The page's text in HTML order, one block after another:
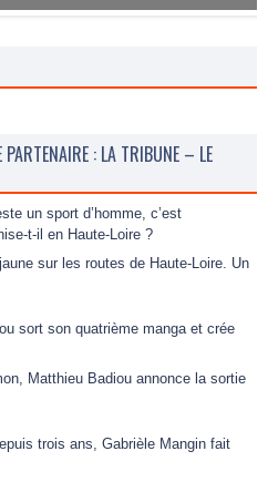
PARTENAIRE : LA TRIBUNE – LE
un sport d’homme, c’est
t-il en Haute-Loire ?
sur les routes de Haute-Loire. Un
sort son quatrième manga et crée
Matthieu Badiou annonce la sortie
trois ans, Gabrièle Mangin fait